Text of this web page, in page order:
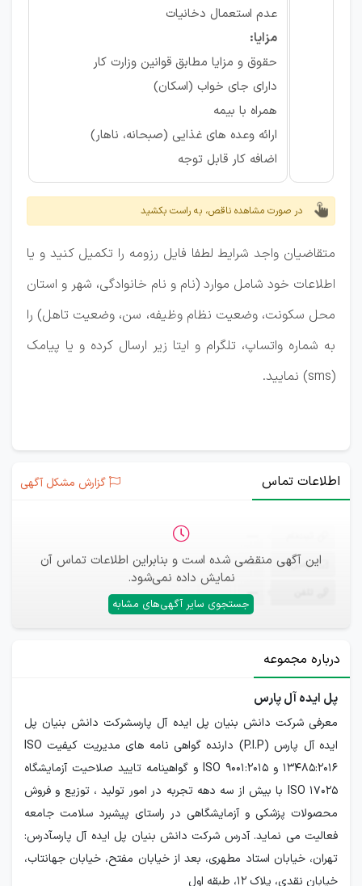
عدم استعمال دخانیات
مزایا:
حقوق و مزایا مطابق قوانین وزارت کار
دارای جای خواب (اسکان)
همراه با بیمه
ارائه وعده های غذایی (صبحانه، ناهار)
اضافه کار قابل توجه
در صورت مشاهده ناقص، به راست بکشید
متقاضیان واجد شرایط لطفا فایل رزومه را تکمیل کنید و یا
اطلاعات خود شامل موارد (نام و نام خانوادگی، شهر و استان
محل سکونت، وضعیت نظام وظیفه، سن، وضعیت تاهل) را
به شماره واتساپ، تلگرام و ایتا زیر ارسال کرده و یا پیامک
(sms) نمایید.
اطلاعات تماس گزارش مشکل آگهی
این آگهی منقضی شده است و بنابراین اطلاعات تماس آن
نمایش داده نمی‌شود.
جستجوی سایر آگهی‌های مشابه
ایمیل —
—
درباره مجموعه
پل ایده آل پارس
معرفی شرکت دانش بنیان پل ایده آل پارسشرکت دانش بنیان پل
ایده آل پارس (P.I.P) دارنده گواهی نامه های مدیریت کیفیت ISO
13485:2016 و ISO 9001:2015 و گواهینامه تایید صلاحیت آزمایشگاه
ISO 17025 با بیش از سه دهه تجربه در امور تولید ، توزیع و فروش
محصولات پزشکی و آزمایشگاهی در راستای پیشبرد سلامت جامعه
فعالیت می نماید. آدرس شرکت دانش بنیان پل ایده آل پارسآدرس:
تهران، خیابان استاد مطهری، بعد از خیابان مفتح، خیابان جهانتاب،
خیابان نقدی، پلاك ۱۲، طبقه اول